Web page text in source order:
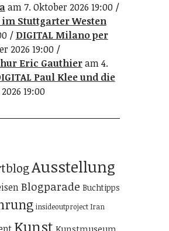
am 7. Oktober 2026 19:00
im Stuttgarter Westen
DIGITAL Milano per
2026 19:00
Eric Gauthieram 4.
Paul Klee und die
19:00
Ausstellung
Blogparade Buchtipps
insideoutproject Iran
Kunst Kunstmuseum